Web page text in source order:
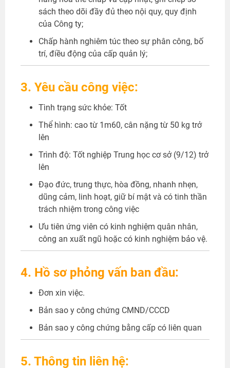
sách theo dõi đầy đủ theo nội quy, quy định
của Công ty;
Chấp hành nghiêm túc theo sự phân công, bố
trí, điều động của cấp quản lý;
3. Yêu cầu công việc:
Tình trạng sức khỏe: Tốt
Thể hình: cao từ 1m60, cân nặng từ 50 kg trở
lên
Trình độ: Tốt nghiệp Trung học cơ sở (9/12) trở
lên
Đạo đức, trung thực, hòa đồng, nhanh nhẹn,
dũng cảm, linh hoạt, giữ bí mật và có tinh thần
trách nhiệm trong công việc
Ưu tiên ứng viên có kinh nghiệm quân nhân,
công an xuất ngũ hoặc có kinh nghiệm bảo vệ.
4. Hồ sơ phỏng vấn ban đầu:
Đơn xin việc.
Bản sao y công chứng CMND/CCCD
Bản sao y công chứng bằng cấp có liên quan
5. Thông tin liên hệ: